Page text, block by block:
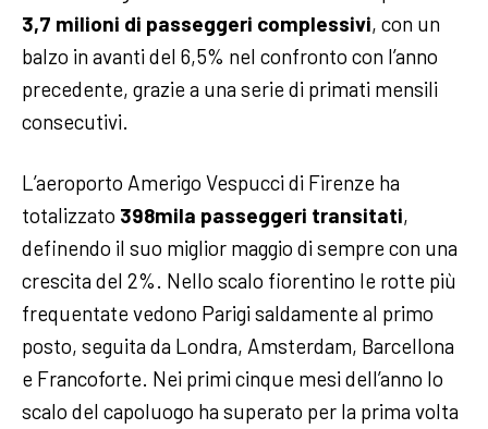
3,7 milioni di passeggeri complessivi, con un
balzo in avanti del 6,5% nel confronto con l’anno
precedente, grazie a una serie di primati mensili
consecutivi.
L’aeroporto Amerigo Vespucci di Firenze ha
totalizzato 398mila passeggeri transitati,
definendo il suo miglior maggio di sempre con una
crescita del 2%. Nello scalo fiorentino le rotte più
frequentate vedono Parigi saldamente al primo
posto, seguita da Londra, Amsterdam, Barcellona
e Francoforte. Nei primi cinque mesi dell’anno lo
scalo del capoluogo ha superato per la prima volta